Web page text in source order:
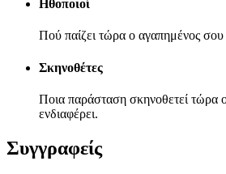
Ηθοποιοί
Πού παίζει τώρα ο αγαπημένος σου
Σκηνοθέτες
Ποια παράσταση σκηνοθετεί τώρα
ενδιαφέρει.
Συγγραφείς